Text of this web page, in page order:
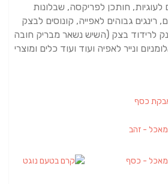
לעוגיות, חותכן לפריקסה, שבלונות
גבוהים לאפייה, קונוסים לבצק
לרידוד בצק (השיש נשאר מבריק חובה
ונייר לאפיה ועוד ועוד כלים ומוצרי